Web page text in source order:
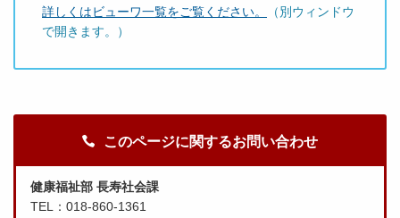
詳しくはビューワ一覧をご覧ください。
（別ウィンドウ
で開きます。）
このページに関するお問い合わせ
健康福祉部 長寿社会課
TEL：018-860-1361